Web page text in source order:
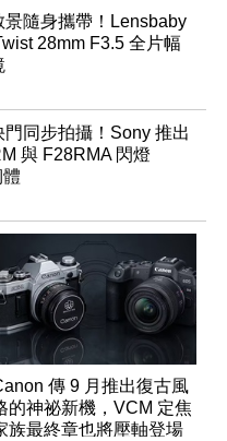
景隨身攜帶！Lensbaby
28mm F3.5 全片幅
門同步拍攝！Sony 推出
與 F28RMA 閃燈
傳 9 月推出復古風
的神祕新機，VCM 定焦
族最終章也將壓軸登場